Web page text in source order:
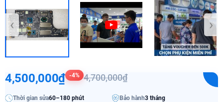
‹ ›
4,500,000₫ -4% 4,700,000₫
Thời gian sửa60–180 phút Bảo hành3 tháng